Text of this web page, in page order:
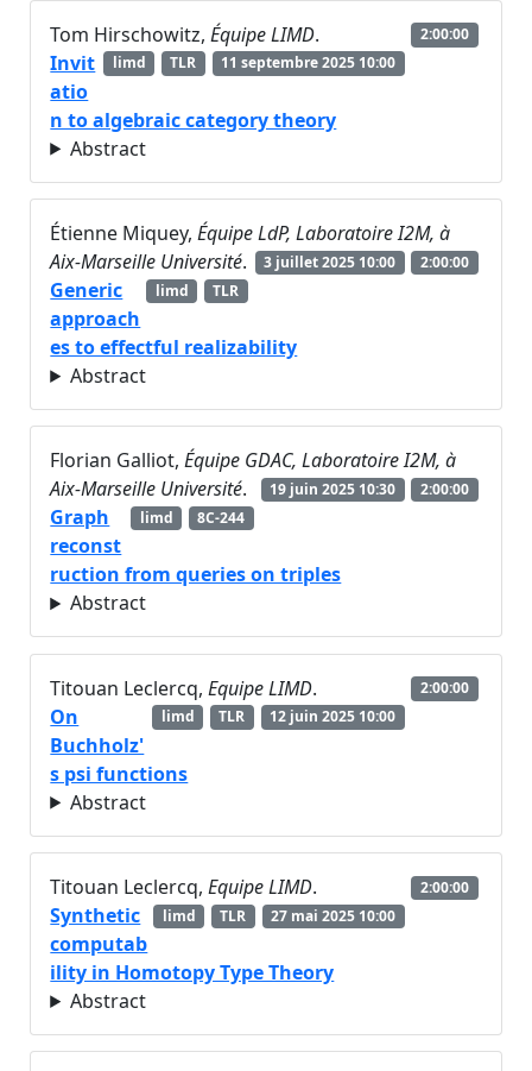
Tom Hirschowitz,Équipe LIMD.
2:00:00
11 septembre 2025 10:00
TLR
limd
Invit
atio
n to algebraic category theory
Abstract
Étienne Miquey,Équipe LdP, Laboratoire I2M, à
Aix-Marseille Université. 2:00:00
3 juillet 2025 10:00
TLR
limd
Generic
approach
es to effectful realizability
Abstract
Florian Galliot,Équipe GDAC, Laboratoire I2M, à
Aix-Marseille Université. 2:00:00
19 juin 2025 10:30
8C-244
limd
Graph
reconst
ruction from queries on triples
Abstract
Titouan Leclercq,Equipe LIMD.
2:00:00
12 juin 2025 10:00
TLR
limd
On
Buchholz'
s psi functions
Abstract
Titouan Leclercq,Equipe LIMD.
2:00:00
27 mai 2025 10:00
TLR
limd
Synthetic
computab
ility in Homotopy Type Theory
Abstract